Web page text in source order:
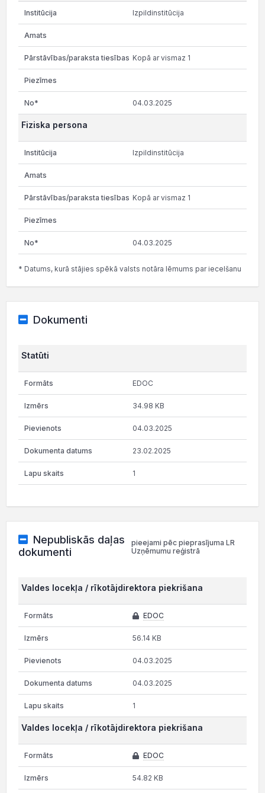
Izpildinstitūcija
Kopā ar vismaz 1
04.03.2025
Fiziska persona
Izpildinstitūcija
Kopā ar vismaz 1
04.03.2025
* Datums, kurā stājies spēkā valsts notāra lēmums par iecelšanu
Dokumenti
Statūti
EDOC
34.98 KB
04.03.2025
23.02.2025
1
Nepubliskās daļas
dokumenti
pieejami pēc pieprasījuma LR
Uzņēmumu reģistrā
Valdes locekļa / rīkotājdirektora piekrišana
EDOC
56.14 KB
04.03.2025
04.03.2025
1
Valdes locekļa / rīkotājdirektora piekrišana
EDOC
54.82 KB